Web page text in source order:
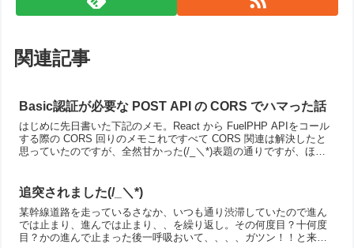
関連記事
Basic認証が必要な POST API の CORS でハマった話
はじめに先日書いた下記のメモ。React から FuelPHP APIをコール
する際の CORS 回りのメモこれですべて CORS 関連は解決したと
思っていたのですが、全然甘かった(/_＼*)表題の通りですが、ほん
追突されました(/_＼*)
某幹線道路を走っているさなか、いつも通り渋滞していたので進ん
では止まり、進んでは止まり、、を繰り返し。その何度目？十何度
目？かの進んで止まった後一呼吸おいて、、、、ガツン！！と来ま